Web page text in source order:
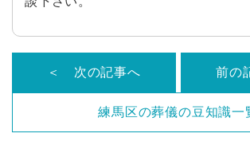
＜ 次の記事へ
練馬区の葬儀の豆知識一
前の